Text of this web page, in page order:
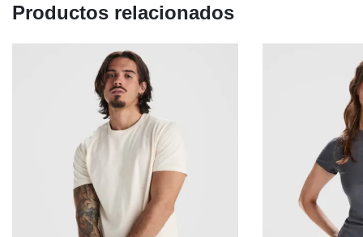
Productos relacionados